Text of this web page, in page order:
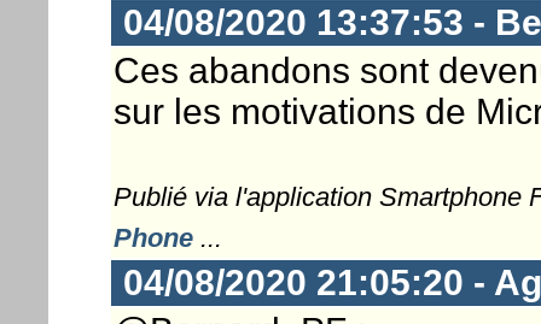
04/08/2020 13:37:53 -
Ces abandons sont
sur les motivations de
Publié via l'application Smartphone
Phone...
04/08/2020 21:05:20 -